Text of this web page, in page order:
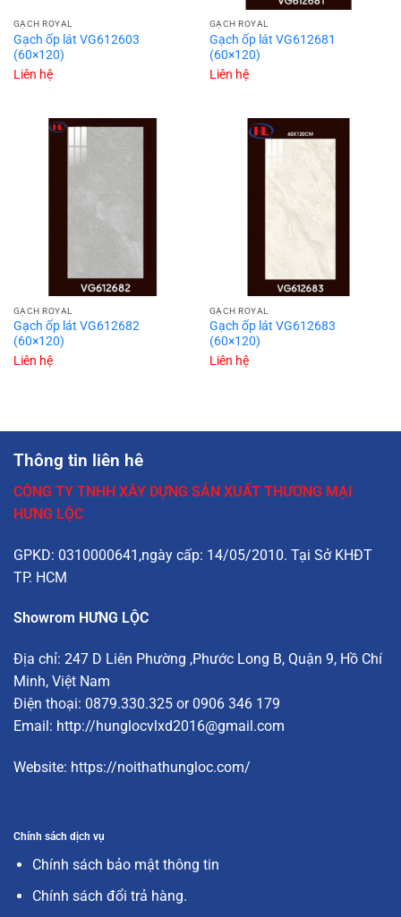
GẠCH ROYAL
Gạch ốp lát VG612603
(60×120)
Liên hệ
GẠCH ROYAL
Gạch ốp lát VG612681
(60×120)
Liên hệ
GẠCH ROYAL
Gạch ốp lát VG612682
(60×120)
Liên hệ
GẠCH ROYAL
Gạch ốp lát VG612683
(60×120)
Liên hệ
Thông tin liên hê
CÔNG TY TNHH XÂY DỰNG SẢN XUẤT THƯƠNG MẠI
HƯNG LỘC
GPKD: 0310000641,ngày cấp: 14/05/2010. Tại Sở KHĐT
TP. HCM
Showrom HƯNG LỘC
Địa chỉ: 247 D Liên Phường ,Phước Long B, Quận 9, Hồ Chí
Minh, Việt Nam
Điện thoại: 0879.330.325 or 0906 346 179
Email: http://hunglocvlxd2016@gmail.com
Website: https://noithathungloc.com/
Chính sách dịch vụ
Chính sách bảo mật thông tin
Chính sách đổi trả hàng.